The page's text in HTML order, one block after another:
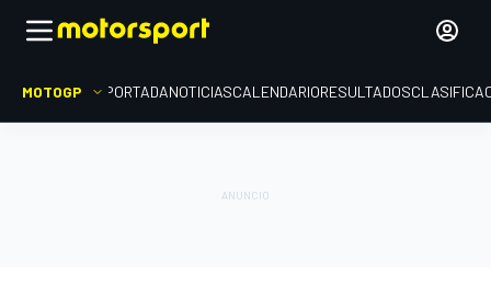
MOTOGP PORTADANOTICIASCALENDARIORESULTADOS